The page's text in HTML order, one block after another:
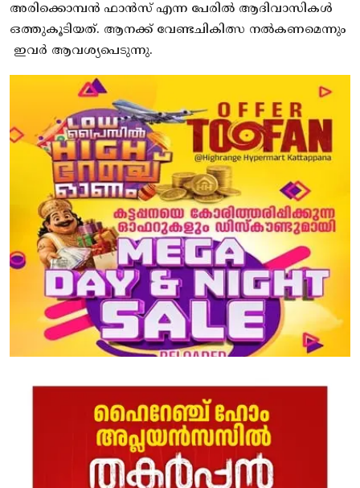
അരിക്കൊമ്പൻ ഫാൻസ് എന്ന പേരിൽ ആദിവാസികൾ
ഒത്തുകൂടിയത്. ആനക്ക് വേണ്ടചികിത്സ നൽകണമെന്നും
ഇവർ ആവശ്യപെടുന്നു.